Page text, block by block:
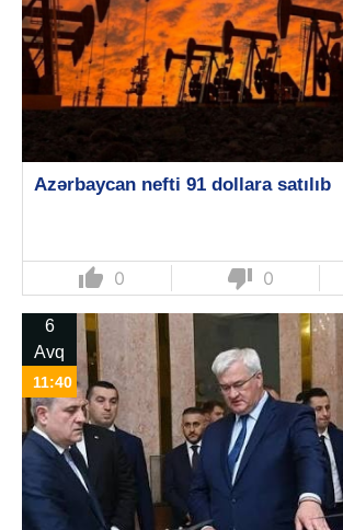
Azərbaycan nefti 91 dollara satılıb
thumb_up 0 thumb_down 0
6
Avq
11:40